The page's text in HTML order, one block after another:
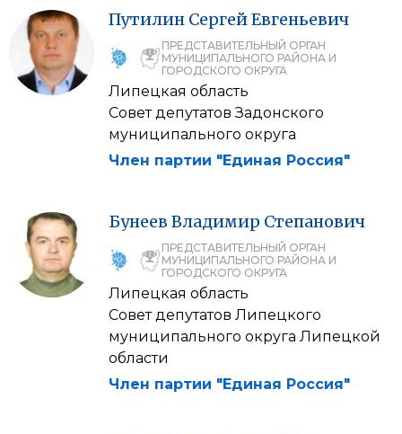
Путилин СергейЕвгеньевич
ПРЕДСТАВИТЕЛЬНЫЙ ОРГАН
МУНИЦИПАЛЬНОГО РАЙОНА И
ГОРОДСКОГО ОКРУГА
Липецкая область
Совет депутатов Задонского
муниципального округа
Член партии "Единая Россия"
Бунеев Владимир Степанович
ПРЕДСТАВИТЕЛЬНЫЙ ОРГАН
МУНИЦИПАЛЬНОГО РАЙОНА И
ГОРОДСКОГО ОКРУГА
Липецкая область
Совет депутатов Липецкого
муниципального округа Липецкой
области
Член партии "Единая Россия"